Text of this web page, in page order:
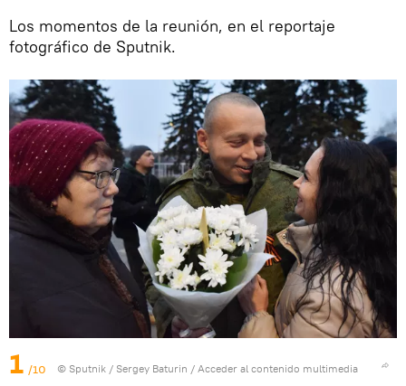
Los momentos de la reunión, en el reportaje
fotográfico de Sputnik.
1 /10 © Sputnik / Sergey Baturin / Acceder al contenido multimedia